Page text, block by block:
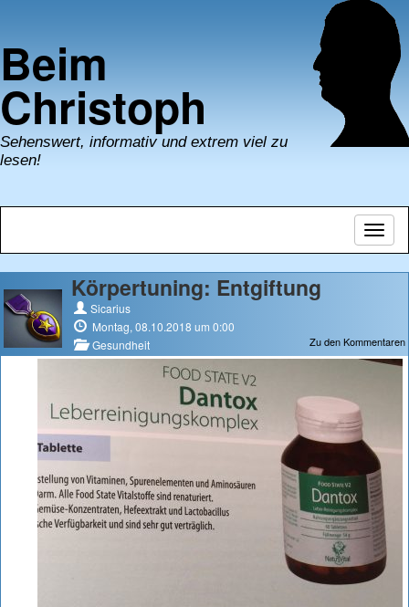
Beim
Christoph
Sehenswert, informativ und extrem viel zu
lesen!
Körpertuning: Entgiftung
Sicarius
Montag, 08.10.2018 um 0:00
Zu den Kommentaren
Gesundheit